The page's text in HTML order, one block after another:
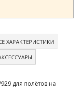
ХАРАКТЕРИСТИКИ
для полётов на